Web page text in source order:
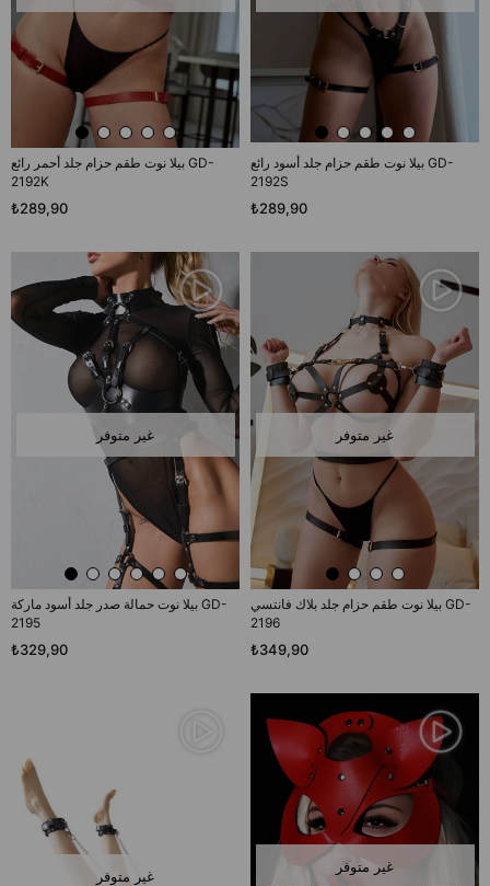
بيلا نوت طقم حزام جلد أحمر رائع GD-
2192K
₺289,90
بيلا نوت طقم حزام جلد أسود رائع GD-
2192S
₺289,90
غير متوفر
بيلا نوت حمالة صدر جلد أسود ماركة GD-
2195
₺329,90
غير متوفر
بيلا نوت طقم حزام جلد بلاك فانتسي GD-
2196
₺349,90
غير متوفر
غير متوفر